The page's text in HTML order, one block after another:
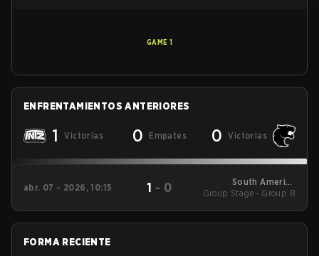
GAME 1
ENFRENTAMIENTOS ANTERIORES
1 Victorias 0 Empates 0 Victorias
abr. 07 - 2026, 10:15 1 - 0
South America
League - South
Group Stage - Group B
FORMA RECIENTE